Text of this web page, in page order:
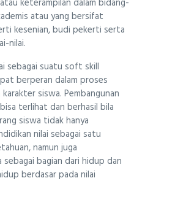
keterampilan dalam bidang-
atau yang bersifat
kesenian, budi pekerti serta
nilai.
sebagai suatu soft skill
berperan dalam proses
siswa. Pembangunan
terlihat dan berhasil bila
siswa tidak hanya
nilai sebagai satu
namun juga
sebagai bagian dari hidup dan
berdasar pada nilai